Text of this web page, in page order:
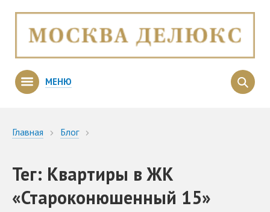
МЕНЮ
Главная Блог
Тег: Квартиры в ЖК
«Староконюшенный 15»